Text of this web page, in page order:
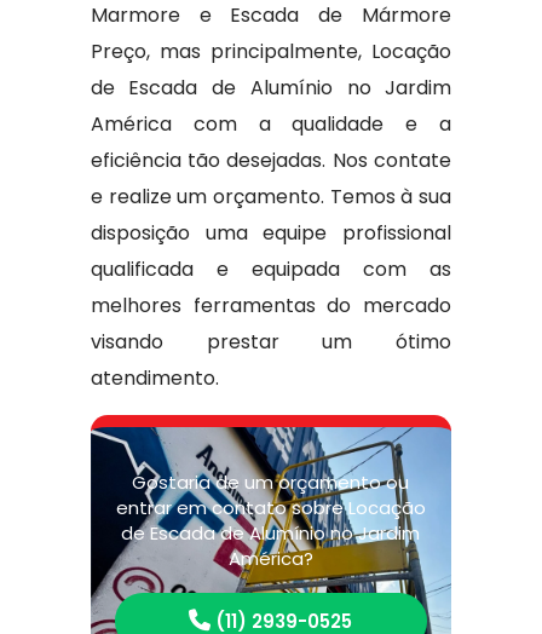
Marmore e Escada de Mármore
Preço, mas principalmente, Locação
de Escada de Alumínio no Jardim
América com a qualidade e a
eficiência tão desejadas. Nos contate
e realize um orçamento. Temos à sua
disposição uma equipe profissional
qualificada e equipada com as
melhores ferramentas do mercado
visando prestar um ótimo
atendimento.
Gostaria de um orçamento ou
entrar em contato sobre Locação
de Escada de Alumínio no Jardim
América?
(11) 2939-0525